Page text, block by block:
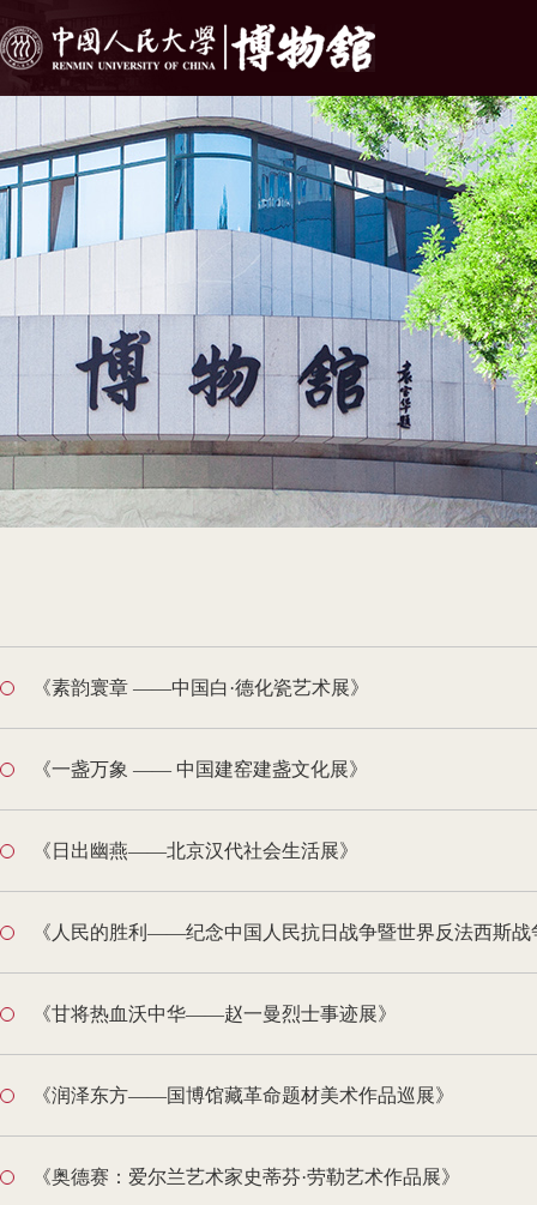
《素韵寰章 ——中国白·德化瓷艺术展》
《一盏万象 —— 中国建窑建盏文化展》
《日出幽燕——北京汉代社会生活展》
《人民的胜利——纪念中国人民抗日战争暨世界反法西斯
《甘将热血沃中华——赵一曼烈士事迹展》
《润泽东方——国博馆藏革命题材美术作品巡展》
《奥德赛：爱尔兰艺术家史蒂芬·劳勒艺术作品展》